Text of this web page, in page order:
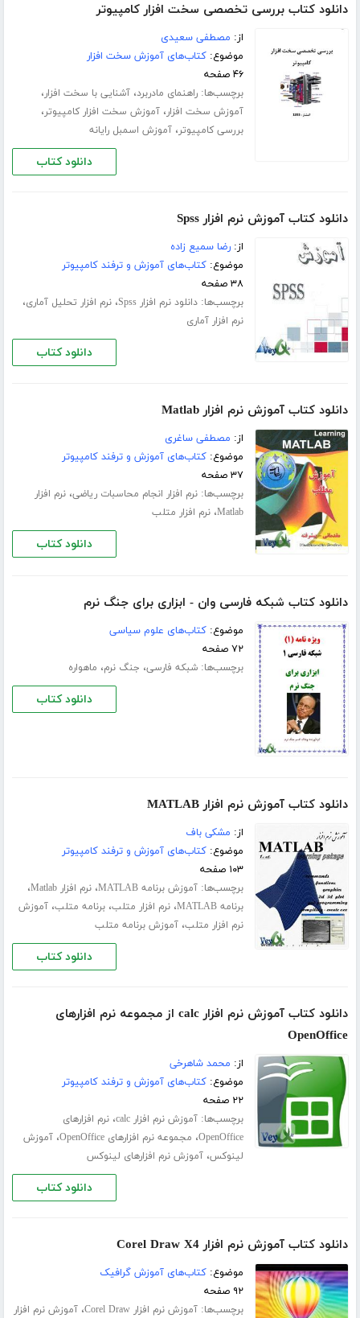
دانلود کتاب بررسی تخصصی سخت افزار کامپیوتر
از: مصطفی سعیدی
موضوع:کتاب‌های آموزش سخت افزار
۴۶ صفحه
برچسب‌ها:راهنمای مادربرد،آشنایی با سخت افزار،
آموزش سخت افزار،آموزش سخت افزار کامپیوتر،
بررسی کامپیوتر،آموزش اسمبل رایانه
دانلود کتاب
دانلود کتاب آموزش نرم افزار Spss
از:رضا سمیع زاده
موضوع:کتاب‌های آموزش و ترفند کامپیوتر
۳۸ صفحه
برچسب‌ها:دانلود نرم افزار Spss ،نرم افزار تحلیل آماری،
نرم افزار آماری
دانلود کتاب
دانلود کتاب آموزش نرم افزار Matlab
از: مصطفی ساغری
موضوع:کتاب‌های آموزش و ترفند کامپیوتر
۳۷ صفحه
برچسب‌ها:نرم افزار انجام محاسبات ریاضی،نرم افزار
Matlab،نرم افزار متلب
دانلود کتاب
دانلود کتاب شبکه فارسی وان - ابزاری برای جنگ نرم
موضوع:کتاب‌های علوم سیاسی
۷۲ صفحه
برچسب‌ها:شبکه فارسی، جنگ نرم، ماهواره
دانلود کتاب
دانلود کتاب آموزش نرم افزار MATLAB
از: مشکی باف
موضوع:کتاب‌های آموزش و ترفند کامپیوتر
۱۰۳ صفحه
برچسب‌ها:آموزش برنامه MATLAB ،نرم افزار Matlab ،
برنامه MATLAB ،نرم افزار متلب،برنامه متلب،آموزش
نرم افزار متلب،آموزش برنامه متلب
دانلود کتاب
دانلود کتاب آموزش نرم افزار calc از مجموعه نرم افزارهای
OpenOffice
از: محمد شاهرخی
موضوع:کتاب‌های آموزش و ترفند کامپیوتر
۲۲ صفحه
برچسب‌ها:آموزش نرم افزار calc ،نرم افزارهای
OpenOffice، مجموعه نرم افزارهای OpenOffice ،آموزش
لینوکس،آموزش نرم افزارهای لینوکس
دانلود کتاب
دانلود کتاب آموزش نرم افزار Corel Draw X4
موضوع:کتاب‌های آموزش گرافیک
۹۲ صفحه
برچسب‌ها:آموزش نرم افزار Corel Draw ،آموزش نرم افزار